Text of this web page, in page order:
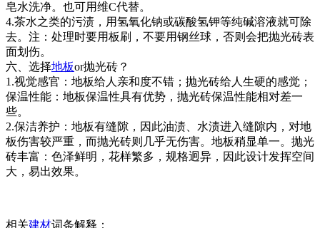
皂水洗净。也可用维C代替。
4.茶水之类的污渍，用氢氧化钠或碳酸氢钾等纯碱溶液就可除
去。注：处理时要用板刷，不要用钢丝球，否则会把抛光砖表
面划伤。
六、选择地板or抛光砖？
1.视觉感官：地板给人亲和度不错；抛光砖给人生硬的感觉；
保温性能：地板保温性具有优势，抛光砖保温性能相对差一
些。
2.保洁养护：地板有缝隙，因此油渍、水渍进入缝隙内，对地
板伤害较严重，而抛光砖则几乎无伤害。地板稍显单一。抛光
砖丰富：色泽鲜明，花样繁多，规格迥异，因此设计发挥空间
大，易出效果。
相关建材词条解释：